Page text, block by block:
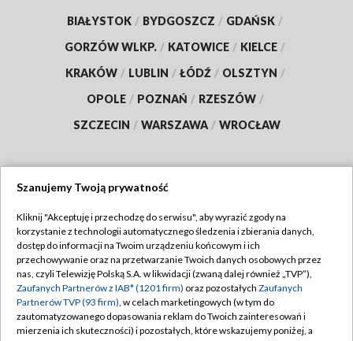
BIAŁYSTOK / BYDGOSZCZ / GDAŃSK /
GORZÓW WLKP. / KATOWICE / KIELCE /
KRAKÓW / LUBLIN / ŁÓDŹ / OLSZTYN /
OPOLE / POZNAŃ / RZESZÓW /
SZCZECIN / WARSZAWA / WROCŁAW
TVP
Abonament TVP
Emisja w TVP
Centrum informacji TVP
Naziemna Telewizja Cyfrowa
Regulamin TVP
Polityka prywatności
Moje zgody
Szanujemy Twoją prywatność
Kliknij "Akceptuję i przechodzę do serwisu", aby wyrazić zgody na
korzystanie z technologii automatycznego śledzenia i zbierania danych,
dostęp do informacji na Twoim urządzeniu końcowym i ich
przechowywanie oraz na przetwarzanie Twoich danych osobowych przez
nas, czyli Telewizję Polską S.A. w likwidacji (zwaną dalej również „TVP”),
Zaufanych Partnerów z IAB* (1201 firm) oraz pozostałych Zaufanych
Partnerów TVP (93 firm), w celach marketingowych (w tym do
zautomatyzowanego dopasowania reklam do Twoich zainteresowań i
mierzenia ich skuteczności) i pozostałych, które wskazujemy poniżej, a